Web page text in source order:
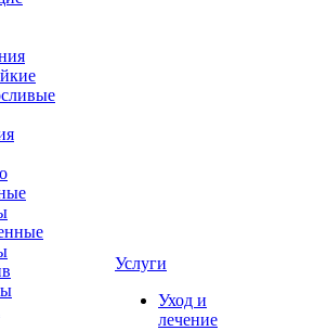
Услуги
Уход и
лечение